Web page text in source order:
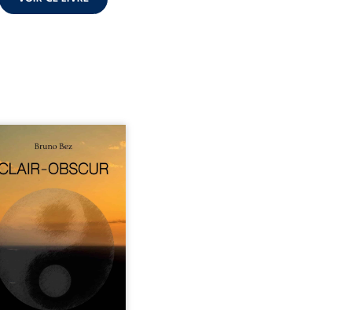
en alexandrins, Clair-
aborde la spiritualité,
humaines, la
d’expériences
Entre clarté et
les poèmes
les observations et
façonnés au fil
vie. Ils portent un regard
sur l’existence et le
contemporain, invitant
à questionner ses ...